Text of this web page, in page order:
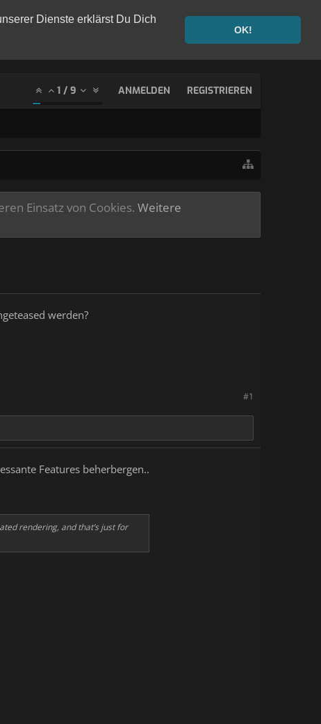
Dienste erklärst Du Dich
OK!
1 / 9 ANMELDEN REGISTRIEREN
Einsatz von Cookies. Weitere
werden?
#1
Features beherbergen..
rendering, and that’s just for